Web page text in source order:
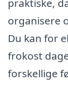
praktiske,
organisere
Du kan for
frokost
forskellige